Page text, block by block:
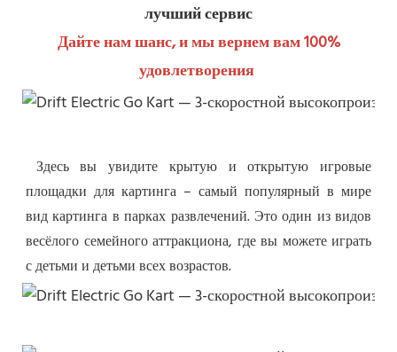
лучший сервис
Дайте нам шанс, и мы вернем вам 100%
удовлетворения
Здесь вы увидите крытую и открытую игровые
площадки для картинга – самый популярный в мире
вид картинга в парках развлечений. Это один из видов
весёлого семейного аттракциона, где вы можете играть
с детьми и детьми всех возрастов.